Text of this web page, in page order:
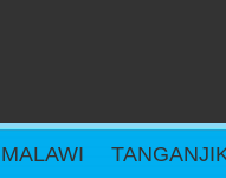
MALAWI